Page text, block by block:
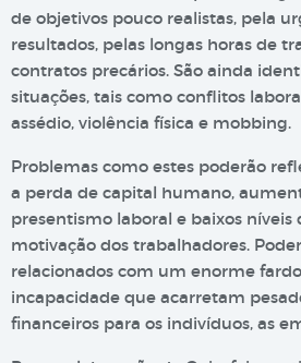
de objetivos pouco realistas, pela
resultados, pelas longas horas de
contratos precários. São ainda
situações, tais como conflitos
assédio, violência física e mobbing.
Problemas como estes poderão
a perda de capital humano,
presentismo laboral e baixos níveis
motivação dos trabalhadores.
relacionados com um enorme
incapacidade que acarretam
financeiros para os indivíduos, as